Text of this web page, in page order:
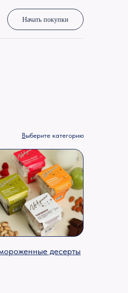
Начать покупки
десерты
Выберите категорию